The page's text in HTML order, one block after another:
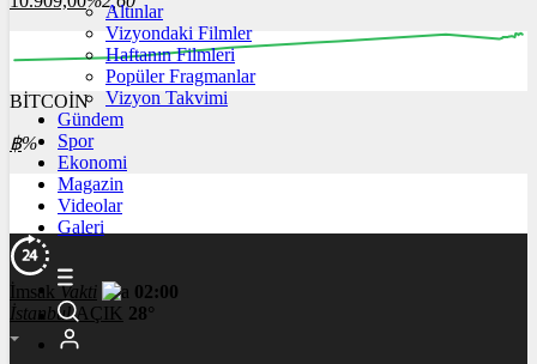
00:00 00:00 00:00
BİTCOİN
฿%
Altınlar
Vizyondaki Filmler
Haftanın Filmleri
Popüler Fragmanlar
Vizyon Takvimi
Gündem
Spor
Ekonomi
Magazin
Videolar
Galeri
İmsakVakti
02:00
İstanbul AÇIK 28°